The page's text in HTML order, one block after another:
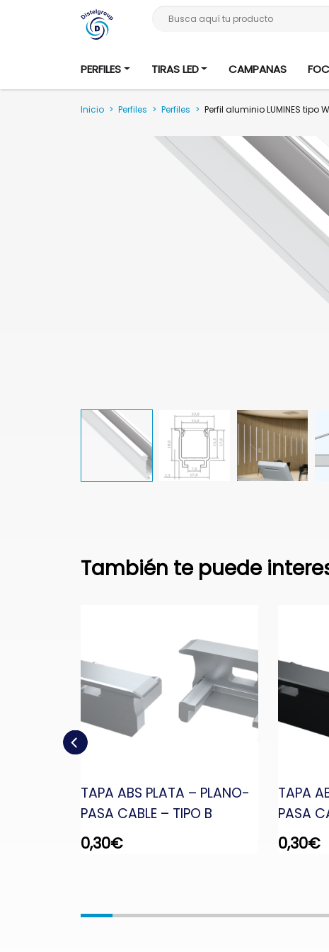
Busca aquí tu producto
PERFILES TIRAS LED CAMPANAS
Inicio > Perfiles > Perfiles > Perfil aluminio LUMINES
También te puede
TAPA ABS PLATA – PLANO-
PASA CABLE – TIPO B
0,30€
TAPA
PASA
0,30€